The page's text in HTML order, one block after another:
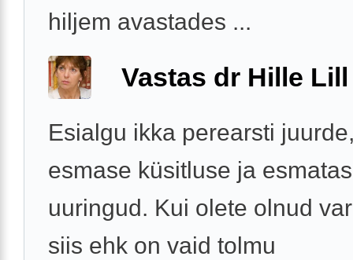
hiljem avastades ...
Vastas dr Hille Lill
Esialgu ikka perearsti
esmase küsitluse ja
uuringud. Kui olete olnud
siis ehk on vaid tolmu